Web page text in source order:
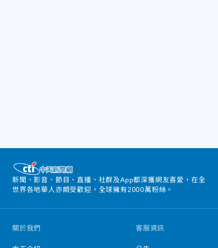
新聞、影音、節目、直播、社群及App都深獲網友喜愛，在全
世界各地華人亦頗受歡迎，全球擁有2000萬粉絲。
關於我們 客服資訊